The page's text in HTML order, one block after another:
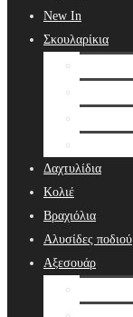
New In
Σκουλαρίκια
Δαχτυλίδια
Κολιέ
Βραχιόλια
Αλυσίδες ποδιού
Αξεσουάρ